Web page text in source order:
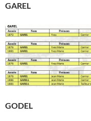
GAREL
GODEL